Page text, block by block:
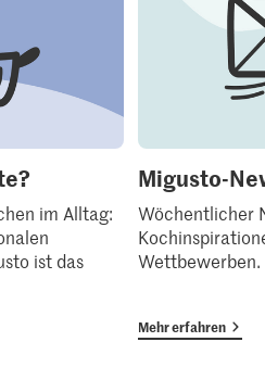
im Alltag:
ist das
Migusto-
Wöchentlicher
Wettbewerben.
Mehr erfahren